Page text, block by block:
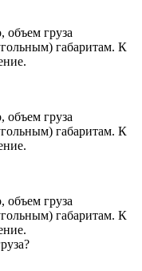
объем груза
габаритам. К
объем груза
габаритам. К
объем груза
габаритам. К